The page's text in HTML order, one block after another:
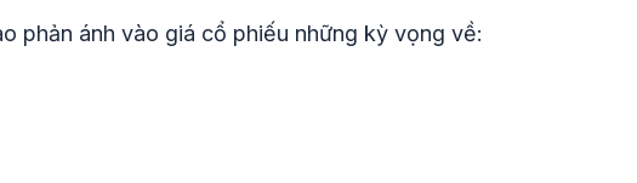
phản ánh vào giá cổ phiếu những kỳ vọng về: